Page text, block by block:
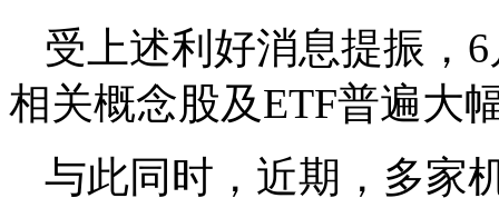
受上述利好消息提振，
相关概念股及ETF普遍大
与此同时，近期，多家